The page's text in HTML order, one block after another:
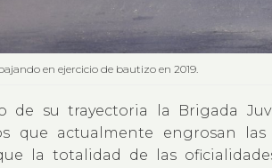
en ejercicio de bautizo en 2019.
de su trayectoria la Brigada
que actualmente engrosan
la totalidad de las